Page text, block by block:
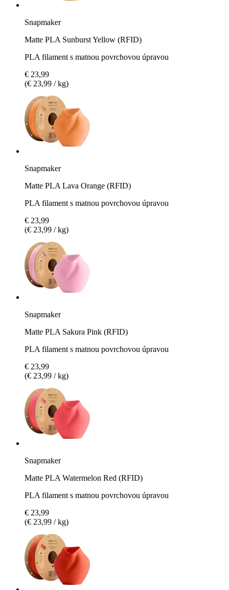
Snapmaker
Matte PLA Sunburst Yellow (RFID)
PLA filament s matnou povrchovou úpravou
€ 23,99
(€ 23,99 / kg)
Snapmaker
Matte PLA Lava Orange (RFID)
PLA filament s matnou povrchovou úpravou
€ 23,99
(€ 23,99 / kg)
Snapmaker
Matte PLA Sakura Pink (RFID)
PLA filament s matnou povrchovou úpravou
€ 23,99
(€ 23,99 / kg)
Snapmaker
Matte PLA Watermelon Red (RFID)
PLA filament s matnou povrchovou úpravou
€ 23,99
(€ 23,99 / kg)